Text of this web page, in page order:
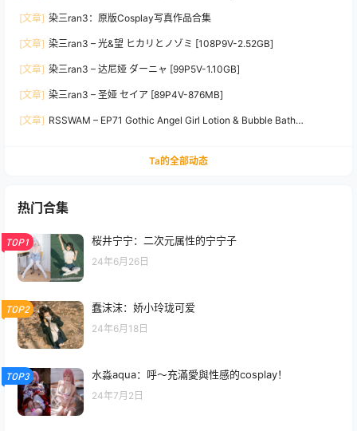
[文章] 染三ran3：原版Cosplay写真作品合集
[文章] 染三ran3 – 光&望 ヒカリとノゾミ [108P9V-2.52GB]
[文章] 染三ran3 – 达尼娅 ダーニャ [99P5V-1.10GB]
[文章] 染三ran3 – 圣娅 セイア [89P4V-876MB]
[文章] RSSWAM – EP71 Gothic Angel Girl Lotion & Bubble Bath
Ta的全部动态
热门合集
TOP1 桜井宁宁：二次元属性的宁宁子
24年6月26日
TOP2 蠢沫沫：娇小玲珑可爱
24年6月18日
TOP3 水淼aqua：呼～充滿愛與性感的cosplay！
24年7月2日